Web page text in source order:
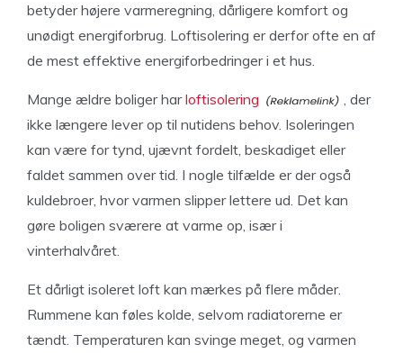
betyder højere varmeregning, dårligere komfort og
unødigt energiforbrug. Loftisolering er derfor ofte en af
de mest effektive energiforbedringer i et hus.
Mange ældre boliger harloftisolering
, der
ikke længere lever op til nutidens behov. Isoleringen
kan være for tynd, ujævnt fordelt, beskadiget eller
faldet sammen over tid. I nogle tilfælde er der også
kuldebroer, hvor varmen slipper lettere ud. Det kan
gøre boligen sværere at varme op, især i
vinterhalvåret.
Et dårligt isoleret loft kan mærkes på flere måder.
Rummene kan føles kolde, selvom radiatorerne er
tændt. Temperaturen kan svinge meget, og varmen